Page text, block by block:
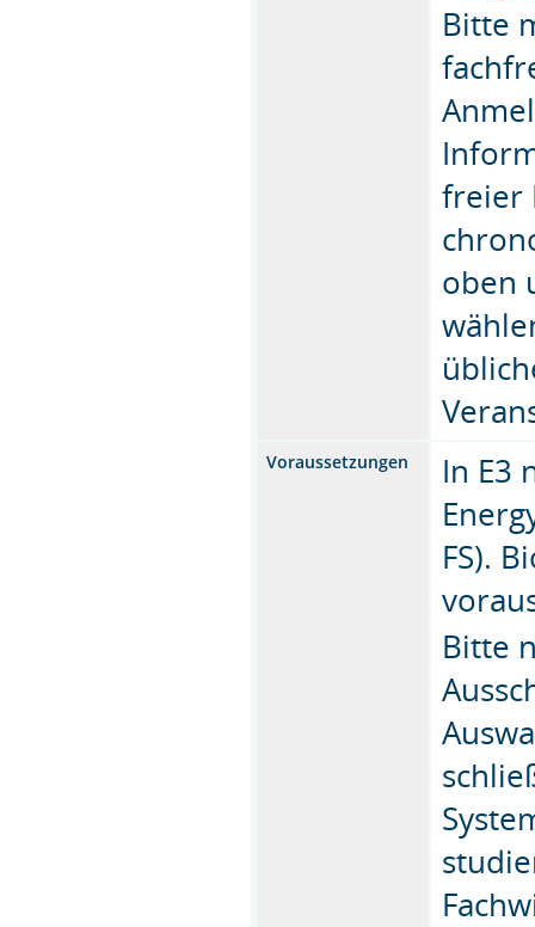
Bitte
freier
oben
Voraussetzungen
In E3
FS).
Bitte